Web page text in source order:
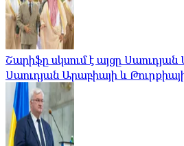
Շարիֆը սկսում է այցը
Սաուդյան Արաբիայի և